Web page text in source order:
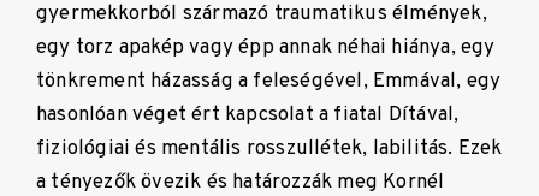
gyermekkorból származó traumatikus élmények,
egy torz apakép vagy épp annak néhai hiánya, egy
tönkrement házasság a feleségével, Emmával, egy
hasonlóan véget ért kapcsolat a fiatal Dítával,
fiziológiai és mentális rosszullétek, labilitás. Ezek
a tényezők övezik és határozzák meg Kornél